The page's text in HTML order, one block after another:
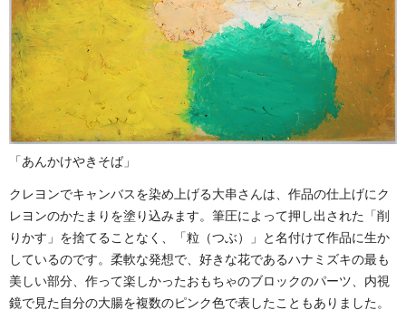
「あんかけやきそば」
クレヨンでキャンバスを染め上げる大串さんは、作品の仕上げにク
レヨンのかたまりを塗り込みます。筆圧によって押し出された「削
りかす」を捨てることなく、「粒（つぶ）」と名付けて作品に生か
しているのです。柔軟な発想で、好きな花であるハナミズキの最も
美しい部分、作って楽しかったおもちゃのブロックのパーツ、内視
鏡で見た自分の大腸を複数のピンク色で表したこともありました。